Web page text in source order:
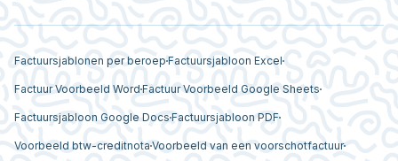
Factuursjablonen per beroep Factuursjabloon Excel
Factuur Voorbeeld Word Factuur Voorbeeld Google Sheets
Factuursjabloon Google Docs Factuursjabloon PDF
Voorbeeld btw-creditnota Voorbeeld van een voorschotfactuur